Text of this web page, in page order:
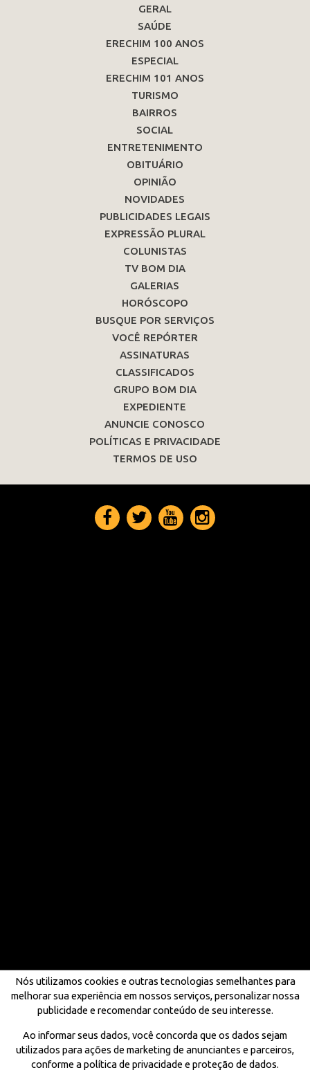
GERAL
SAÚDE
ERECHIM 100 ANOS
ESPECIAL
ERECHIM 101 ANOS
TURISMO
BAIRROS
SOCIAL
ENTRETENIMENTO
OBITUÁRIO
OPINIÃO
NOVIDADES
PUBLICIDADES LEGAIS
EXPRESSÃO PLURAL
COLUNISTAS
TV BOM DIA
GALERIAS
HORÓSCOPO
BUSQUE POR SERVIÇOS
VOCÊ REPÓRTER
ASSINATURAS
CLASSIFICADOS
GRUPO BOM DIA
EXPEDIENTE
ANUNCIE CONOSCO
POLÍTICAS E PRIVACIDADE
TERMOS DE USO
Nós utilizamos cookies e outras tecnologias semelhantes para
melhorar sua experiência em nossos serviços, personalizar nossa
publicidade e recomendar conteúdo de seu interesse.
Ao informar seus dados, você concorda que os dados sejam
utilizados para ações de marketing de anunciantes e parceiros,
conforme a política de privacidade e proteção de dados.